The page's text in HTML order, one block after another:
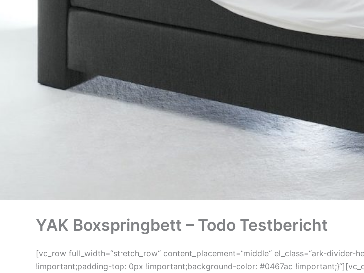
YAK Boxspringbett – Todo Testbericht
[vc_row full_width=“stretch_row“ content_placement=“middle“ el_class=“ark-divider-
!important;padding-top: 0px !important;background-color: #0467ac